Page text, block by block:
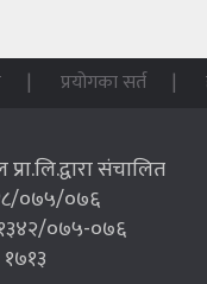
प्रयोगका सर्त
संचालित
०७५/०७६
१३४२/०७५-०७६